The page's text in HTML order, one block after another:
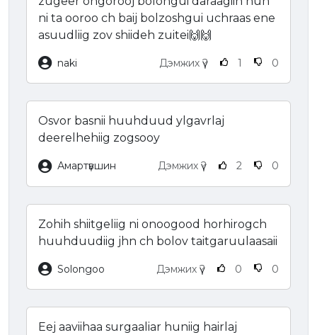
ni ta ooroo ch baij bolzoshgui uchraas ene
asuudliig zov shiideh zuitei🙌🙌
naki Дэмжих үү? 1 0
Osvor basnii huuhduud ylgavrlaj
deerelhehiig zogsooy
Амартүвшин Дэмжих үү? 2 0
Zohih shiitgeliig ni onoogood horhirogch
huuhduudiig jhn ch bolov taitgaruulaasaii
Solongoo Дэмжих үү? 0 0
Eej aaviihaa surgaaliar huniig hairlaj